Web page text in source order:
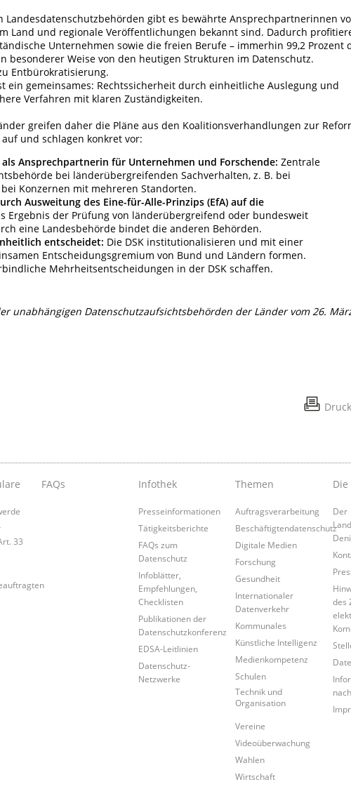
gibt es bewährte Ansprechpartnerinnen
Land und regionale Veröffentlichungen bekannt sind. Dadurch
Unternehmen sowie die freien Berufe – immerhin 99,2 Prozent
besonderer Weise von den heutigen Strukturen im Datenschutz.
Entbürokratisierung.
ein gemeinsames: Rechtssicherheit durch einheitliche Auslegung und
Verfahren mit klaren Zuständigkeiten.
greifen daher die Pläne aus den Koalitionsverhandlungen zur
und schlagen konkret vor:
Ansprechpartnerin für Unternehmen und Forschende: Zentrale
bei länderübergreifenden Sachverhalten, z. B. bei
Konzernen mit mehreren Standorten.
Ausweitung des Eine-für-Alle-Prinzips (EfA) auf die
Ergebnis der Prüfung von länderübergreifend oder bundesweit
eine Landesbehörde bindet die anderen Behörden.
entscheidet: Die DSK institutionalisieren und mit einer
Entscheidungsgremium von Bund und Ländern formen.
Mehrheitsentscheidungen in der DSK schaffen.
unabhängigen Datenschutzaufsichtsbehörden der Länder vom 26.
33
FAQs Infothek
Presseinformationen
Tätigkeitsberichte
FAQs zum
Datenschutz
Infoblätter,
Empfehlungen,
Checklisten
Publikationen der
Datenschutzkonferenz
EDSA-Leitlinien
Datenschutz-
Netzwerke
Themen
Auftragsverarbeitung
Beschäftigtendatenschutz
Digitale Medien
Forschung
Gesundheit
Internationaler
Datenverkehr
Kommunales
Künstliche Intelligenz
Medienkompetenz
Schulen
Technik und
Organisation
Vereine
Videoüberwachung
Wahlen
Wirtschaft
Der
des